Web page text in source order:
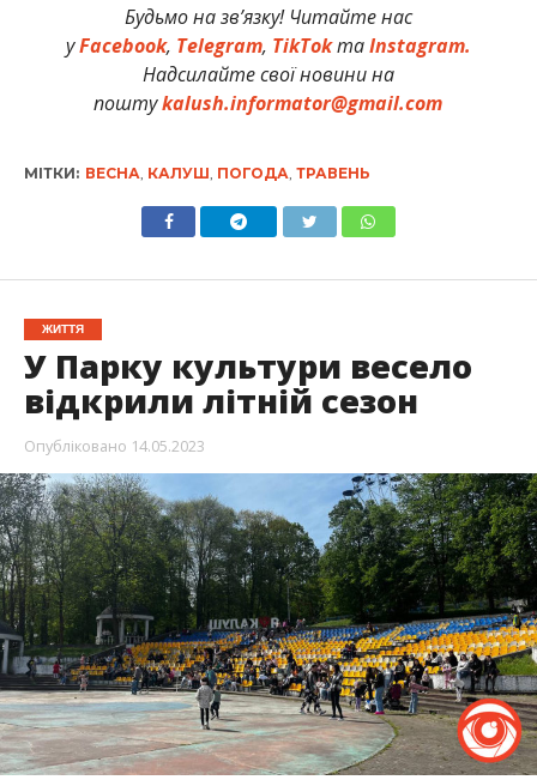
Будьмо на зв’язку! Читайте нас
уFacebook, Telegram, TikTokтаInstagram.
Надсилайте свої новини на
поштуkalush.informator@gmail.com
МІТКИ: ВЕСНА, КАЛУШ, ПОГОДА, ТРАВЕНЬ
ЖИТТЯ
У Парку культури весело
відкрили літній сезон
Опубліковано 14.05.2023